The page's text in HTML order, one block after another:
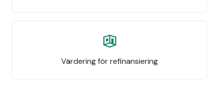
Värdering för refinansiering